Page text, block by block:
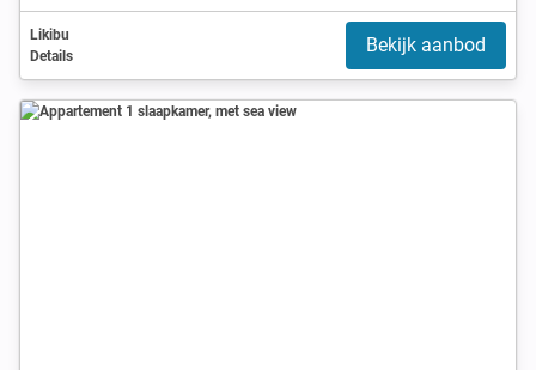
Likibu
Details
Bekijk aanbod